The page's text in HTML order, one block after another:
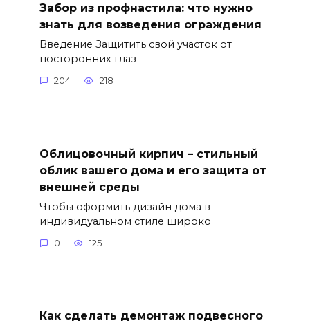
Забор из профнастила: что нужно
знать для возведения ограждения
Введение Защитить свой участок от
посторонних глаз
204 218
Облицовочный кирпич – стильный
облик вашего дома и его защита от
внешней среды
Чтобы оформить дизайн дома в
индивидуальном стиле широко
0 125
Как сделать демонтаж подвесного